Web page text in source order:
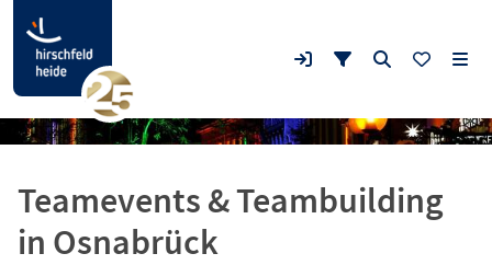
Teamevents & Teambuilding
in Osnabrück